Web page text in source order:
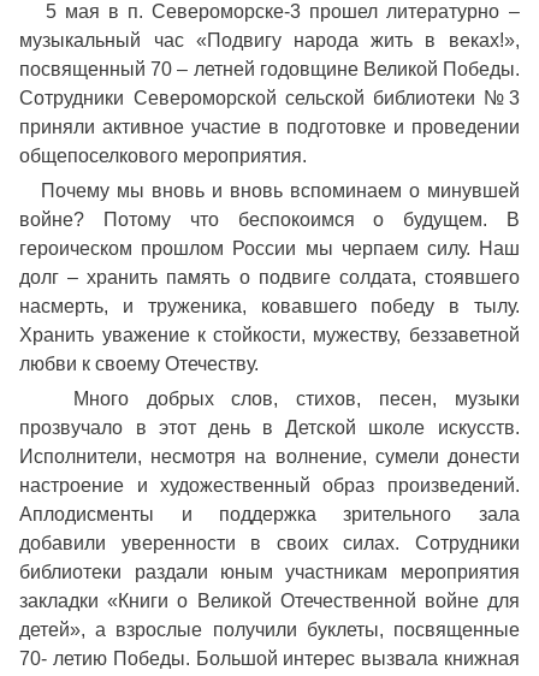
5 мая в п. Североморске-3 прошел литературно –
музыкальный час «Подвигу народа жить в веках!»,
посвященный 70 – летней годовщине Великой Победы.
Сотрудники Североморской сельской библиотеки №3
приняли активное участие в подготовке и проведении
общепоселкового мероприятия.
Почему мы вновь и вновь вспоминаем о минувшей
войне? Потому что беспокоимся о будущем. В
героическом прошлом России мы черпаем силу. Наш
долг – хранить память о подвиге солдата, стоявшего
насмерть, и труженика, ковавшего победу в тылу.
Хранить уважение к стойкости, мужеству, беззаветной
любви к своему Отечеству.
Много добрых слов, стихов, песен, музыки
прозвучало в этот день в Детской школе искусств.
Исполнители, несмотря на волнение, сумели донести
настроение и художественный образ произведений.
Аплодисменты и поддержка зрительного зала
добавили уверенности в своих силах. Сотрудники
библиотеки раздали юным участникам мероприятия
закладки «Книги о Великой Отечественной войне для
детей», а взрослые получили буклеты, посвященные
70- летию Победы. Большой интерес вызвала книжная